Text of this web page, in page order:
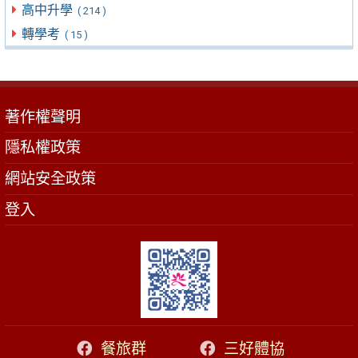
高中升學 ( 214 )
轉學考 ( 15 )
著作權聲明
隱私權政策
網站安全政策
登入
餐旅群 三好體協